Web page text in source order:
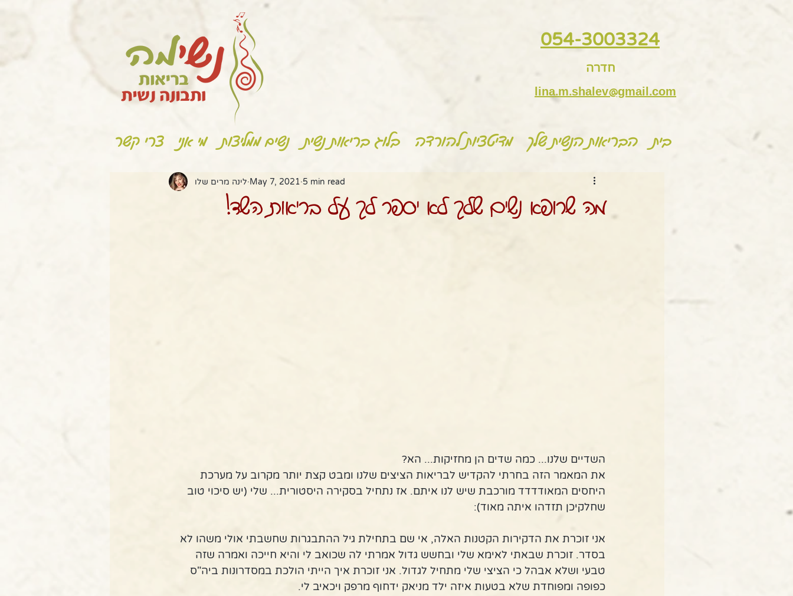
054-3003324
חדרה
lina.m.shalev@gmail.com
בית הבריאות הנשית שלך מדיטציות להורדה בלוג בריאות נשית נשים ממליצות מי אני צרי קשר
מה שרופא נשים שלך לא יספר לך על בריאות השד!
לינה מרים שלו May 7, 2021 5 min read
השדיים שלנו... כמה שדים הן מחזיקות... הא?
את המאמר הזה בחרתי להקדיש לבריאות הציצים שלנו ומבט קצת יותר מקרוב על מערכת
היחסים המאודדדד מורכבת שיש לנו איתם. אז נתחיל בסקירה היסטורית... שלי (יש סיכוי טוב
שחלקיכן תזדהו איתה מאוד):
אני זוכרת את הדקירות הקטנות האלה, אי שם בתחילת גיל ההתבגרות שחשבתי אולי משהו לא
בסדר. זוכרת שבאתי לאימא שלי ובחשש גדול אמרתי לה שכואב לי והיא חייכה ואמרה שזה
טבעי ושלא אבהל כי הציצי שלי מתחיל לגדול. אני זוכרת איך הייתי הולכת במסדרונות ביה"ס
כפופה ומפוחדת שלא בטעות איזה ילד מניאק ידחוף מרפק ויכאיב לי.